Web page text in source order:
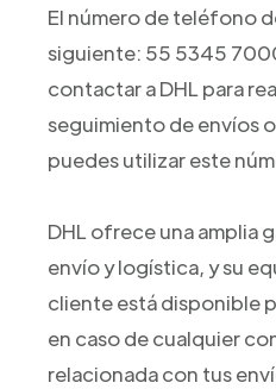
El número de teléfono
siguiente: 55 5345
contactar a DHL para
seguimiento de envíos
puedes utilizar este
DHL ofrece una amplia
envío y logística, y su
cliente está disponible
en caso de cualquier
relacionada con tus